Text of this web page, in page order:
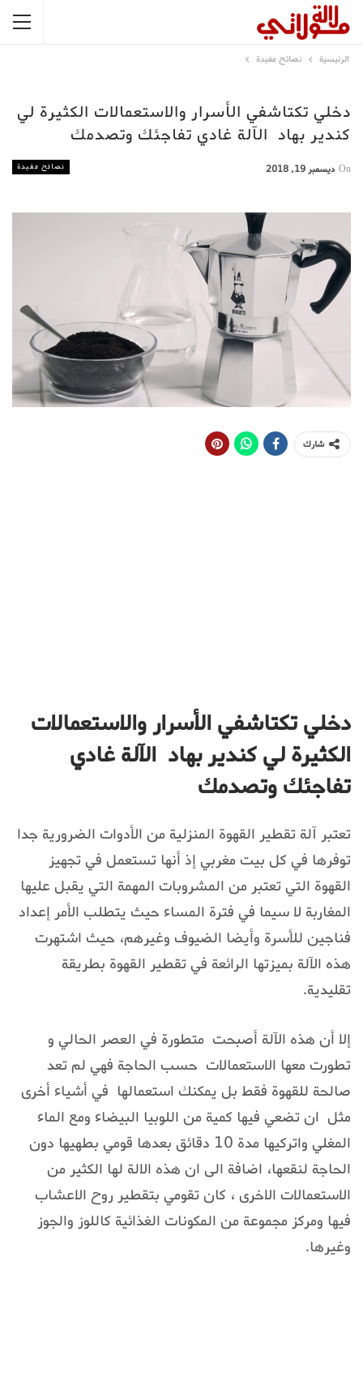
الرئيسية نصائح مفيدة
دخلي تكتاشفي الأسرار والاستعمالات الكثيرة لي
كندير بهاد الآلة غادي تفاجئك وتصدمك
نصائح مفيدة On ديسمبر 19, 2018
شارك
دخلي تكتاشفي الأسرار والاستعمالات
الكثيرة لي كندير بهاد الآلة غادي
تفاجئك وتصدمك
تعتبر آلة تقطير القهوة المنزلية من الأدوات الضرورية جدا
توفرها في كل بيت مغربي إذ أنها تستعمل في تجهيز
القهوة التي تعتبر من المشروبات المهمة التي يقبل عليها
المغاربة لا سيما في فترة المساء حيث يتطلب الأمر إعداد
فناجين للأسرة وأيضا الضيوف وغيرهم، حيث اشتهرت
هذه الآلة بميزتها الرائعة في تقطير القهوة بطريقة
تقليدية.
إلا أن هذه الآلة أصبحت متطورة في العصر الحالي و
تطورت معها الاستعمالات حسب الحاجة فهي لم تعد
صالحة للقهوة فقط بل يمكنك استعمالها في أشياء أخرى
مثل ان تضعي فيها كمية من اللوبيا البيضاء ومع الماء
المغلي واتركيها مدة 10 دقائق بعدها قومي بطهيها دون
الحاجة لنقعها، اضافة الى ان هذه الالة لها الكثير من
الاستعمالات الاخرى ، كان تقومي بتقطير روح الاعشاب
فيها ومركز مجموعة من المكونات الغذائية كاللوز والجوز
وغيرها.